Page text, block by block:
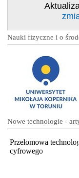
Nauki fizyczne i o
Nowe technologie -
Przełomowa
cyfrowego